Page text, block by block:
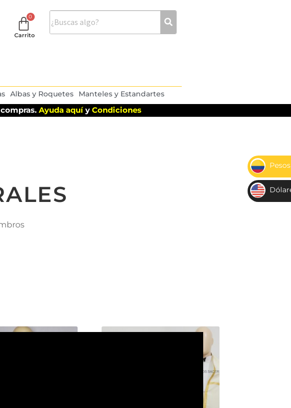
Carrito
Albas y Roquetes Manteles y Estandartes
Ayuda aquí y Condiciones
$
US